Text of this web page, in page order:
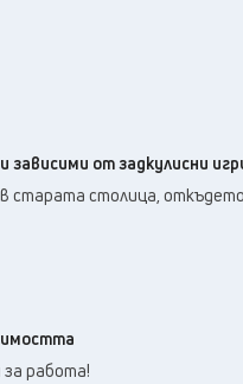
от задкулисни
старата столица,
работа!